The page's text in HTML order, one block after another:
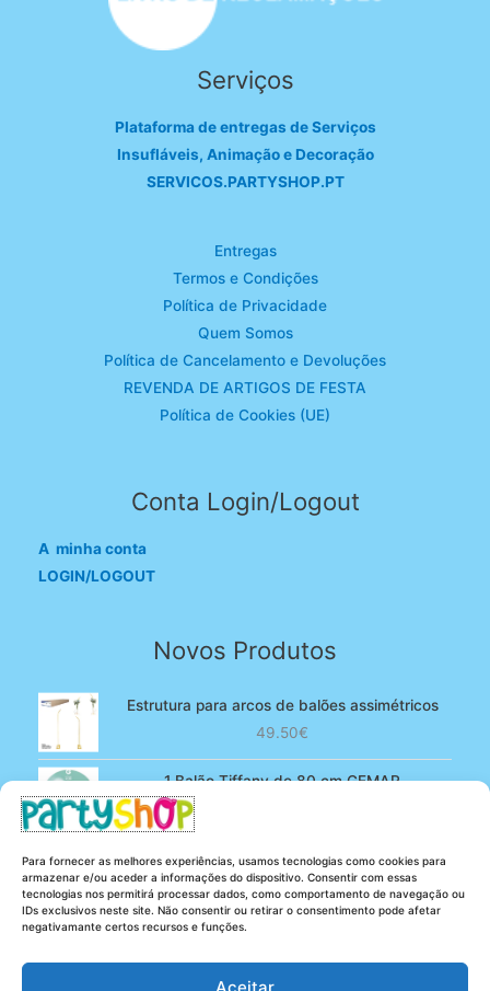
Para fornecer as melhores experiências, usamos tecnologias como cookies para
armazenar e/ou aceder a informações do dispositivo. Consentir com essas
tecnologias nos permitirá processar dados, como comportamento de navegação ou
IDs exclusivos neste site. Não consentir ou retirar o consentimento pode afetar
negativamante certos recursos e funções.
Aceitar
Serviços
Plataforma de entregas de Serviços
Insufláveis, Animação e Decoração
SERVICOS.PARTYSHOP.PT
Entregas
Termos e Condições
Política de Privacidade
Quem Somos
Política de Cancelamento e Devoluções
REVENDA DE ARTIGOS DE FESTA
Política de Cookies (UE)
Conta Login/Logout
A minha conta
LOGIN/LOGOUT
Novos Produtos
Estrutura para arcos de balões assimétricos
49.50€
1 Balão Tiffany de 80 cm GEMAR
era:
4.90€.
é:
3.80€.
100 Balões Rosa bebé de 13 cm GEMAR -
Powder pink
5.25€ O
era:
4.20€O
é: